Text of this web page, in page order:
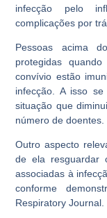
infecção pelo
complicações por
Pessoas acima
protegidas
convívio estão
infecção. A isso
situação que
número de doentes.
Outro aspecto
de ela resguardar
associadas à
conforme
Respiratory Journal.